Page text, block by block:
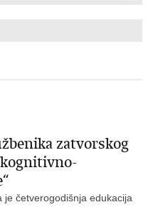
zatvorskog
je četverogodišnja edukacija